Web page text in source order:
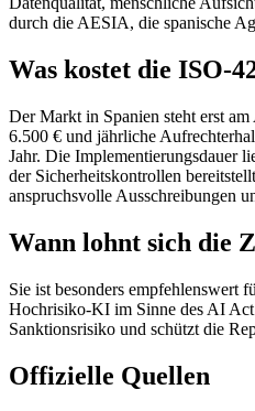
durch die AESIA, die spanische
Was kostet die ISO-
Der Markt in Spanien steht erst
6.500 € und jährliche
Jahr. Die Implementierungsdauer
der Sicherheitskontrollen
anspruchsvolle Ausschreibungen
Wann lohnt sich die
Sie ist besonders empfehlenswert
Hochrisiko-KI im Sinne des AI
Sanktionsrisiko und schützt die
Offizielle Quellen